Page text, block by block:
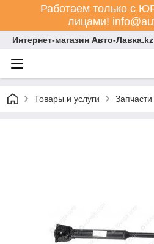
Работаем только с
лицами!
Интернет-магазин Авто-
Товары и услуги